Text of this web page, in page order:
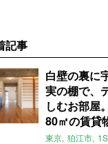
記事
白壁の裏に
実の棚で、
しむお部屋
80㎡の賃貸
東京 狛江市